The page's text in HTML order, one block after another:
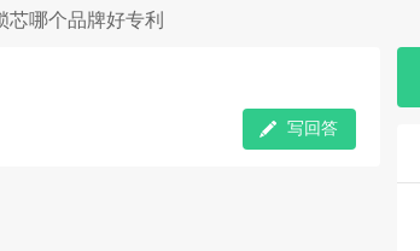
芯哪个品牌好专利
写回答